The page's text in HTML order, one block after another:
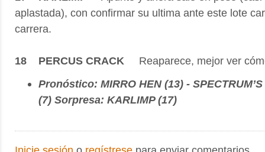
aplastada), con confirmar su ultima ante este lote
carrera.
18 PERCUS CRACK
Reaparece, mejor ver
Pronóstico: MIRRO HEN (13) -
(7) Sorpresa: KARLIMP (17)